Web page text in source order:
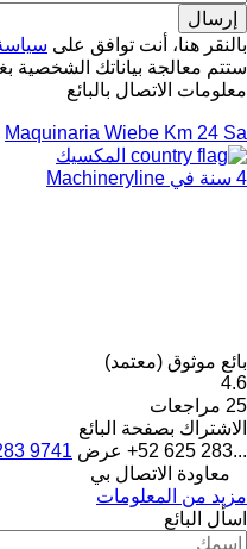
بالنقر هنا، أنت توافق على
ستتم معالجة بياناتك
معلومات الاتصال بالبائع
Maquinaria Wiebe Km 24 Sa
المكسيك
4 سنة في Machineryline
بائع موثوق (معتمد)
4.6
25 مراجعات
الاشتراك بصفحة البائع
+52 625 283... عرض 9741
معاودة الاتصال بي
مزيد من المعلومات
اسأل البائع